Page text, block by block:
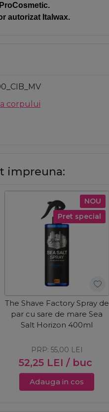
autorizat Italwax.
corpului
impreuna:
NOU
Pret special
The Shave Factory Spray de
par cu sare de mare Sea
Salt Horizon 400ml
52,25 LEI / buc
PRP: 55,00 LEI
Adauga in cos